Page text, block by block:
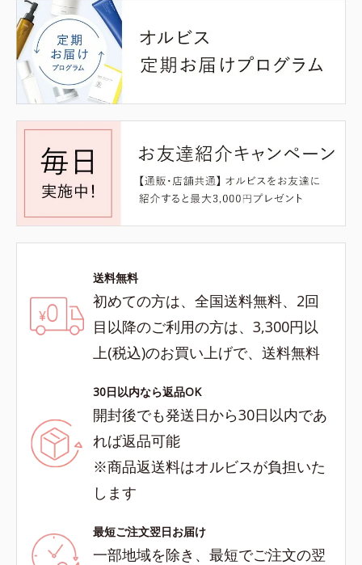
送料無料
初めての方は、全国送料無料、2回
目以降のご利用の方は、3,300円以
上(税込)のお買い上げで、送料無料
30日以内なら返品OK
開封後でも発送日から30日以内であ
れば返品可能
※商品返送料はオルビスが負担いた
します
最短ご注文翌日お届け
一部地域を除き、最短でご注文の翌